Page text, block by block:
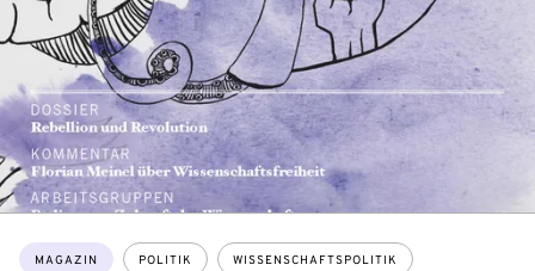
Themen:
MAGAZIN POLITIK WISSENSCHAFTSPOLITIK